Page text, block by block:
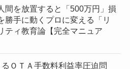
間を放置すると「500万円」損
勝手に動くプロに変える「リ
ティ教育論【完全マニュア
ＯＴＡ手数料利益率圧迫問